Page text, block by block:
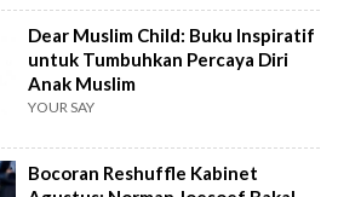
Dear Muslim Child: Buku Inspiratif
untuk Tumbuhkan Percaya Diri
Anak Muslim
YOUR SAY
Bocoran Reshuffle Kabinet